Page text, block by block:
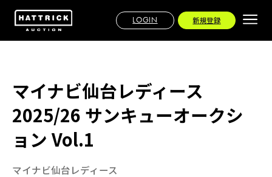
LOGIN 新規登録
マイナビ仙台レディース
2025/26 サンキューオークシ
ョン Vol.1
マイナビ仙台レディース